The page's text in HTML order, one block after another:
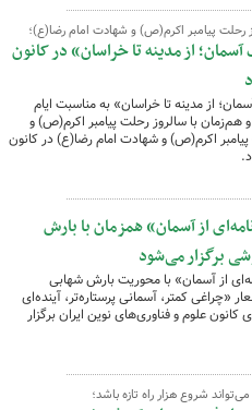
رحلت پیامبر اکرم(ص) و شهادت امام رضا(ع)؛
از مدینه تا خراسان» در کانون
از مدینه تا خراسان» به مناسبت ایام
هم‌زمان با سالروز رحلت پیامبر اکرم(ص) و
اکرم(ص) و شهادت امام رضا(ع) در کانون
از آسمان» همزمان با بارش
برگزار می‌شود
از آسمان» با محوریت بارش شهابی
«چراغی کمتر، آسمانی پرستاره‌تر، آینده‌ای
علوم و فناوری‌های نوین ایران برگزار
شروع هزار راه تازه باشد؛